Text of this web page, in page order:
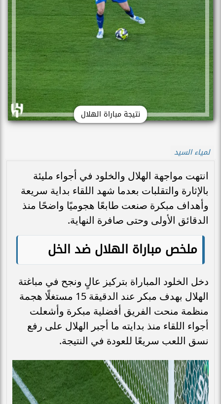
نتيجة مباراة الهلال
لمياء السيد
انتهت مواجهة الهلال والخلود في أجواء مليئة
بالإثارة والتقلبات بعدما شهد اللقاء بداية سريعة
وأهداف مبكرة صنعت طابعًا هجوميًا واضحًا منذ
الدقائق الأولى وحتى صافرة النهاية.
ملخص مباراة الهلال ضد الخل
دخل الخلود المباراة بتركيز عالٍ ونجح في مباغتة
الهلال بهدف مبكر عند الدقيقة 15 مستغلًا هجمة
منظمة منحت الفريق أفضلية مبكرة وأشعلت
أجواء اللقاء منذ بدايته ما أجبر الهلال على رفع
نسق اللعب سريعًا للعودة في النتيجة.